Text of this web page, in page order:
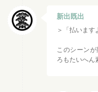
新出既出
＞「払いま
このシーン
ろもたいへん